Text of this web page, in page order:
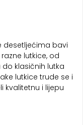
desetljećima bavi
lutkice, od
klasičnih lutka
lutkice trude se i
kvalitetnu i lijepu